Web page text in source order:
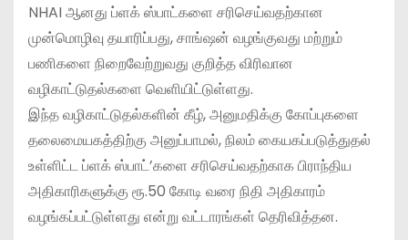
NHAI ஆனது ப்ளக் ஸ்பாட்களை சரிசெய்வதற்கான
முன்மொழிவு தயாரிப்பது, சாங்ஷன் வழங்குவது மற்றும்
பணிகளை நிறைவேற்றுவது குறித்த விரிவான
வழிகாட்டுதல்களை வெளியிட்டுள்ளது.
இந்த வழிகாட்டுதல்களின் கீழ், அனுமதிக்கு கோப்புகளை
தலைமையகத்திற்கு அனுப்பாமல், நிலம் கையகப்படுத்துதல்
உள்ளிட்ட ப்ளக் ஸ்பாட்’களை சரிசெய்வதற்காக பிராந்திய
அதிகாரிகளுக்கு ரூ.50 கோடி வரை நிதி அதிகாரம்
வழங்கப்பட்டுள்ளது என்று வட்டாரங்கள் தெரிவித்தன.